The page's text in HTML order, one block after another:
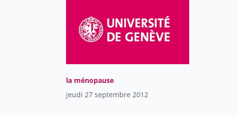
la ménopause
jeudi 27 septembre 2012